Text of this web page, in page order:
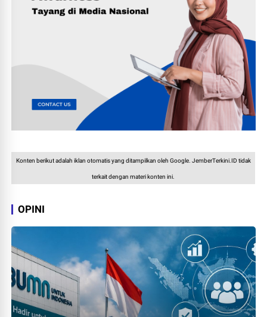
Konten berikut adalah iklan otomatis yang ditampilkan oleh Google. JemberTerkini.ID tidak
terkait dengan materi konten ini.
OPINI